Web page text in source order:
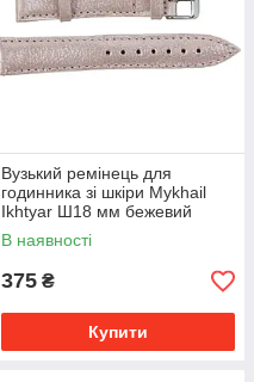
Вузький ремінець для
годинника зі шкіри Mykhail
Ikhtyar Ш18 мм бежевий
В наявності
375 ₴
Купити